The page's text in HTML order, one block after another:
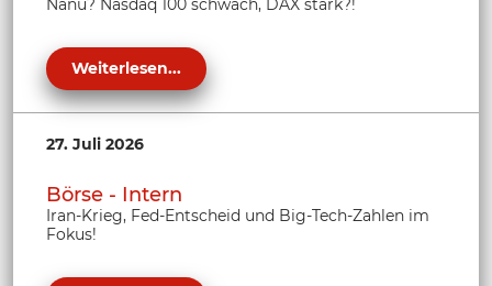
Nanu? Nasdaq 100 schwach, DAX stark?!
Weiterlesen...
27. Juli 2026
Börse - Intern
Iran-Krieg, Fed-Entscheid und Big-Tech-Zahlen im
Fokus!